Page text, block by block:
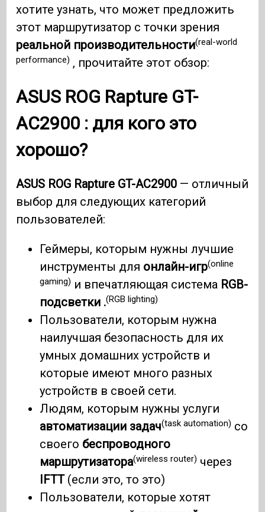
хотите узнать, что может предложить
этот маршрутизатор с точки зрения
реальной производительности(real-world
performance) , прочитайте этот обзор:
ASUS ROG Rapture GT-
AC2900 : для кого это
хорошо?
ASUS ROG Rapture GT-AC2900 — отличный
выбор для следующих категорий
пользователей:
Геймеры, которым нужны лучшие
инструменты для онлайн-игр(online
gaming) и впечатляющая система RGB-
подсветки .(RGB lighting)
Пользователи, которым нужна
наилучшая безопасность для их
умных домашних устройств и
которые имеют много разных
устройств в своей сети.
Людям, которым нужны услуги
автоматизации задач(task automation) со
своего беспроводного
маршрутизатора(wireless router) через
IFTT(если это, то это)
Пользователи, которые хотят